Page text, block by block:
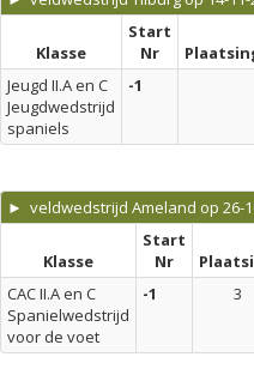
Klasse
Start
Nr
Jeugd II.A en C
Jeugdwedstrijd
spaniels
-1
► veldwedstrijd Ameland op 26-
Klasse
Start
Nr
CAC II.A en C
Spanielwedstrijd
voor de voet
-1 3